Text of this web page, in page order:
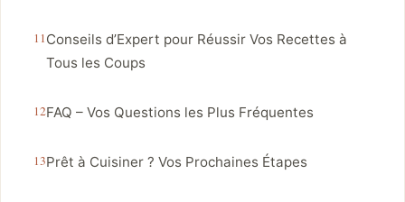
Conseils d’Expert pour Réussir Vos Recettes à
Tous les Coups
FAQ – Vos Questions les Plus Fréquentes
Prêt à Cuisiner ? Vos Prochaines Étapes